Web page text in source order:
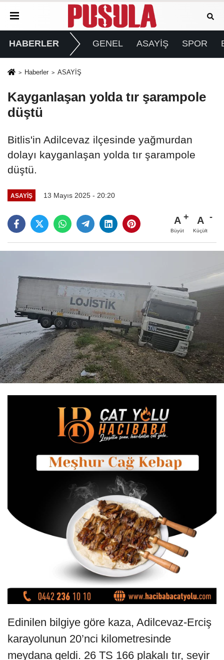
HABERLER GENEL ASAYİŞ SPOR
Haberler ASAYİŞ
Kayganlaşan yolda tır şarampole
düştü
Bitlis'in Adilcevaz ilçesinde yağmurdan
dolayı kayganlaşan yolda tır şarampole
düştü.
ASAYİŞ 13 Mayıs 2025 - 20:20
A
Büyüt
A
Küçült
Edinilen bilgiye göre kaza, Adilcevaz-Erciş
karayolunun 20’nci kilometresinde
meydana geldi. 26 TS 166 plakalı tır, seyir